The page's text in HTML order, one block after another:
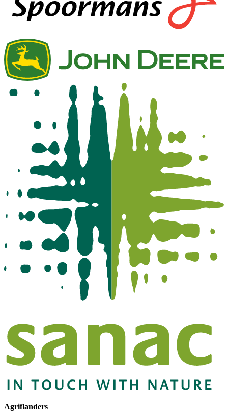
Agriflanders